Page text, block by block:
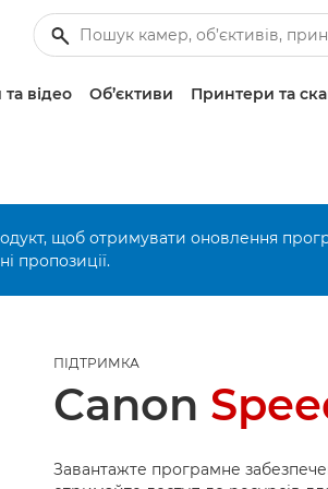
відео Об’єктиви Принтери та
щоб отримувати оновлення
пропозиції.
ПІДТРИМКА
Canon
Завантажте програмне